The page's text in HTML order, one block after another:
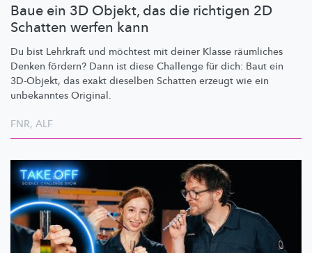
Baue ein 3D Objekt, das die richtigen 2D
Schatten werfen kann
Du bist Lehrkraft und möchtest mit deiner Klasse räumliches
Denken fördern? Dann ist diese Challenge für dich: Baut ein
3D-Objekt, das exakt dieselben Schatten erzeugt wie ein
unbekanntes Original.
FNR, ALF